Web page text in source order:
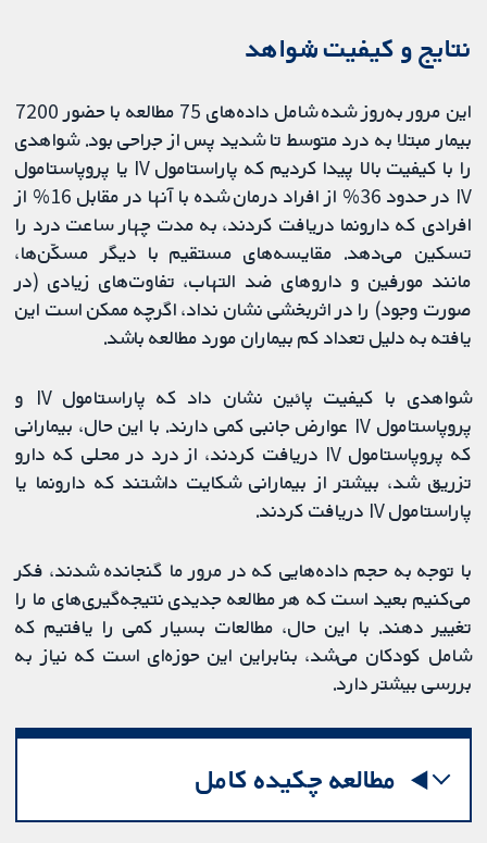
نتایج و کیفیت شواهد
این مرور به‌روز شده شامل داده‌های 75 مطالعه با حضور 7200
بیمار مبتلا به درد متوسط تا شدید پس از جراحی بود. شواهدی
را با کیفیت بالا پیدا کردیم که پاراستامول IV یا پروپاستامول
IV در حدود 36% از افراد درمان شده با آنها در مقابل 16% از
افرادی که دارونما دریافت کردند، به مدت چهار ساعت درد را
تسکین می‌دهد. مقایسه‌های مستقیم با دیگر مسکّن‌ها،
مانند مورفین و داروهای ضد التهاب، تفاوت‌های زیادی (در
صورت وجود) را در اثربخشی نشان نداد، اگرچه ممکن است این
یافته به دلیل تعداد کم بیماران مورد مطالعه باشد.
شواهدی با کیفیت پائین نشان داد که پاراستامول IV و
پروپاستامول IV عوارض جانبی کمی دارند. با این حال، بیمارانی
که پروپاستامول IV دریافت کردند، از درد در محلی که دارو
تزریق ‌شد، بیشتر از بیمارانی شکایت داشتند که دارونما یا
پاراستامول IV دریافت ‌کردند.
با توجه به حجم داده‌هایی که در مرور ما گنجانده شدند، فکر
می‌کنیم بعید است که هر مطالعه جدیدی نتیجه‌گیری‌های ما را
تغییر دهند. با این حال، مطالعات بسیار کمی را یافتیم که
شامل کودکان می‌شد، بنابراین این حوزه‌ای است که نیاز به
بررسی بیشتر دارد.
مطالعه چکیده کامل